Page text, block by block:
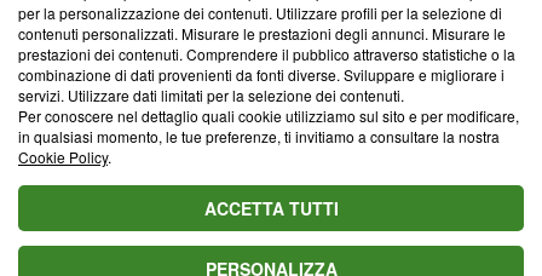
Informativa Privacy
Cookie Policy
Blasting SA, IDI CHE-247.845.224, Via Carlo Frasca, 3 - 6900
Lugano (Svizzera) Tel:+39 0690258937
© 2026 Blasting News
per la personalizzazione dei contenuti. Utilizzare profili per la selezione di
contenuti personalizzati. Misurare le prestazioni degli annunci. Misurare le
prestazioni dei contenuti. Comprendere il pubblico attraverso statistiche o la
combinazione di dati provenienti da fonti diverse. Sviluppare e migliorare i
servizi. Utilizzare dati limitati per la selezione dei contenuti.
Per conoscere nel dettaglio quali cookie utilizziamo sul sito e per modificare,
in qualsiasi momento, le tue preferenze, ti invitiamo a consultare la nostra
Cookie Policy.
ACCETTA TUTTI
PERSONALIZZA